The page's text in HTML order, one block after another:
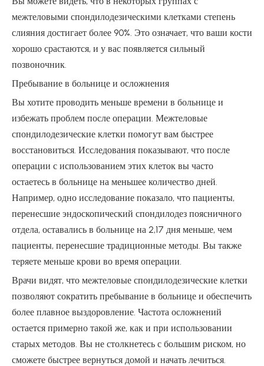
межтеловыми спондилодезическими клетками степень
слияния достигает более 90%. Это означает, что ваши кости
хорошо срастаются, и у вас появляется сильный
позвоночник.
Пребывание в больнице и осложнения
Вы хотите проводить меньше времени в больнице и
избежать проблем после операции. Межтеловые
спондилодезические клетки помогут вам быстрее
восстановиться. Исследования показывают, что после
операции с использованием этих клеток вы часто
остаетесь в больнице на меньшее количество дней.
Например, одно исследование показало, что пациенты,
перенесшие эндоскопический спондилодез поясничного
отдела, оставались в больнице на 2,17 дня меньше, чем
пациенты, перенесшие традиционные методы. Вы также
теряете меньше крови во время операции.
Врачи видят, что межтеловые спондилодезические клетки
позволяют сократить пребывание в больнице и обеспечить
более плавное выздоровление. Частота осложнений
остается примерно такой же, как и при использовании
старых методов. Вы не столкнетесь с большим риском, но
сможете быстрее вернуться домой и начать лечиться.